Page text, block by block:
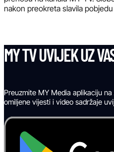
nakon preokreta slavila
MY TV UVIJEK UZ
Preuzmite MY Media aplikaciju
omiljene vijesti i video sadržaje